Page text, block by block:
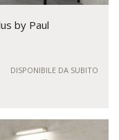
by Paul
DISPONIBILE DA SUBITO